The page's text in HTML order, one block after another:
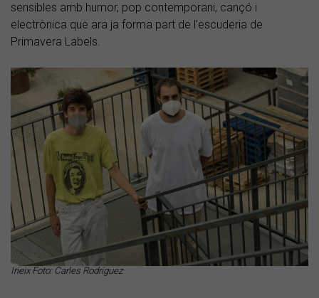
sensibles amb humor, pop contemporani, cançó i
electrònica que ara ja forma part de l’escuderia de
Primavera Labels.
Irieix Foto: Carles Rodríguez